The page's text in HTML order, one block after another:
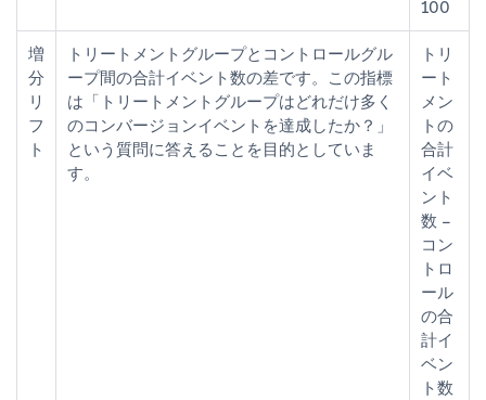
100
増
分
リ
フ
ト
トリートメントグループとコントロールグル
ープ間の合計イベント数の差です。この指標
は「トリートメントグループはどれだけ多く
のコンバージョンイベントを達成したか？」
という質問に答えることを目的としていま
す。
トリ
ート
メン
トの
合計
イベ
ント
数 –
コン
トロ
ール
の合
計イ
ベン
ト数